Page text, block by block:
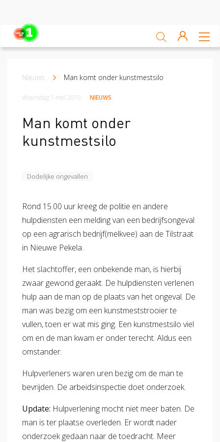
Ga zelf aan de slag
Leren van ongevallen
Nieuws
Veilig op 1 week
Sluiten
Kruimelpad
Nieuws Man komt onder kunstmestsilo
Woensdag 1 mei 2019 NIEUWS
Man komt onder
kunstmestsilo
Dodelijke ongevallen
Rond 15.00 uur kreeg de politie en andere
hulpdiensten een melding van een bedrijfsongeval
op een agrarisch bedrijf(melkvee) aan de Tilstraat
in Nieuwe Pekela.
Het slachtoffer, een onbekende man, is hierbij
zwaar gewond geraakt. De hulpdiensten verlenen
hulp aan de man op de plaats van het ongeval. De
man was bezig om een kunstmeststrooier te
vullen, toen er wat mis ging. Een kunstmestsilo viel
om en de man kwam er onder terecht. Aldus een
omstander.
Hulpverleners waren uren bezig om de man te
bevrijden. De arbeidsinspectie doet onderzoek.
Update: Hulpverlening mocht niet meer baten. De
man is ter plaatse overleden. Er wordt nader
onderzoek gedaan naar de toedracht. Meer